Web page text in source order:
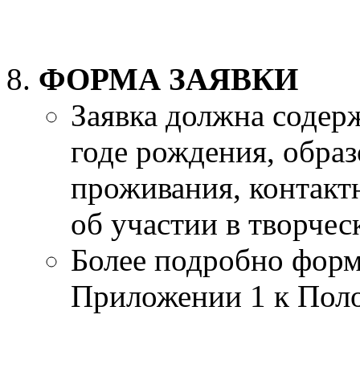
ФОРМА ЗАЯВКИ
Заявка должна
годе рождения,
проживания,
об участии в
Более подробно
Приложении 1 к